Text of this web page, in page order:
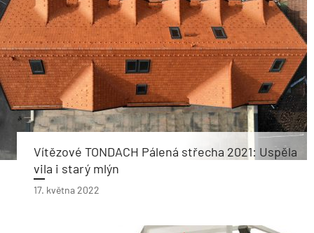
Vítězové TONDACH Pálená střecha 2021: Uspěla
vila i starý mlýn
17. května 2022